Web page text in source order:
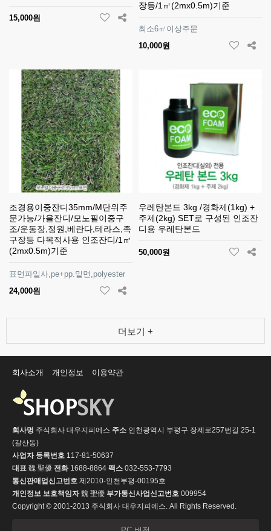
15,000원
장등/1㎡(2mx0.5m)기준
최소6㎡이상주문
10,000원
조경용이중잔디35mm/M단위주
문가능/가을잔디/모노필이중구
조/운동장,정원,베란다,테라스,족
구장등 다목적사용 인조잔디/1㎡
(2mx0.5m)기준
표면파일사,pe+pp.밑면,polyester
24,000원
우레탄본드 3kg /경화제(1kg) +
주제(2kg) SET로 구성된 인조잔
디용 우레탄본드
50,000원
더보기 +
회사소개 개인정보 이용약관
회사명 주식회사 대우지피에스 주소 인천광역시 부평구 장제로257번길 25-1
(갈산동)
사업자 등록번호 117-81-50637
대표 魏 聖優 전화1688-8864 팩스 032-553-7793
통신판매업신고번호 제2010-인천부평-00195호
개인정보 보호책임자魏 聖優 부가통신사업신고번호 009954
Copyright © 2001-2013 주식회사 대우지피에스. All Rights Reserved.